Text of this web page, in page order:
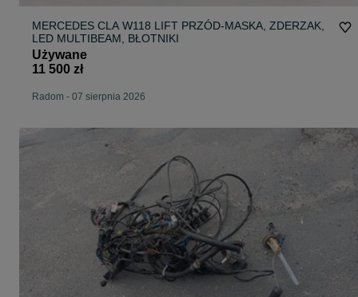
MERCEDES CLA W118 LIFT PRZÓD-MASKA, ZDERZAK,
LED MULTIBEAM, BŁOTNIKI
Używane
11 500 zł
Radom - 07 sierpnia 2026